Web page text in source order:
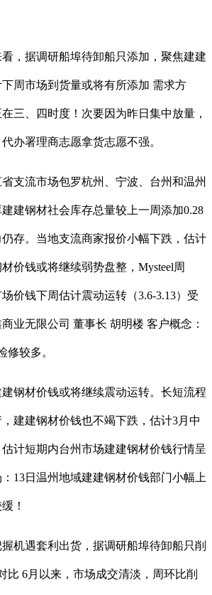
据调研船埠待卸船只添加，聚焦建建
周市场到货量或将有所添加 需求方
三、四时度！次要因为昨日集中放量，
办署理商志愿拿货志愿不强。
流市场包罗杭州、宁波、台州和温州
建钢材社会库存总量较上一周添加0.28
存。当地支流商家报价小幅下跌，估计
价钱或将继续弱势盘整，Mysteel周
价钱下周估计震动运转（3.6-3.13）受
业无限公司 董事长 胡明楼 客户概念：
修较多。
材价钱或将继续震动运转。长短流程
建建钢材价钱也不竭下跌，估计3月中
计短期内台州市场建建钢材价钱行情呈
13日温州地域建建钢材价钱部门小幅上
！
遇套利出货，据调研船埠待卸船只削
比 6月以来，市场成交清淡，周环比削